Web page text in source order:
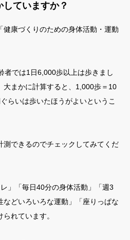
ていますか？
健康づくりのための身体活動・運動
者では1日6,000歩以上は歩きまし
大まかに計算すると、1,000歩＝10
らいは歩いたほうがよいというこ
測できるのでチェックしてみてくだ
」「毎日40分の身体活動」「週3
などいろいろな運動」「座りっぱな
れています。